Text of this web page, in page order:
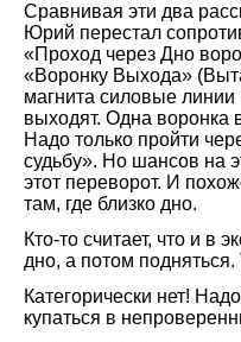
Сравнивая эти два
Юрий перестал
«Проход через Дно
«Воронку Выхода»
магнита силовые линии
выходят. Одна воронка
Надо только пройти
судьбу». Но шансов на
этот переворот. И
там, где близко дно.
Кто-то считает, что и в
дно, а потом
Категорически нет!
купаться в